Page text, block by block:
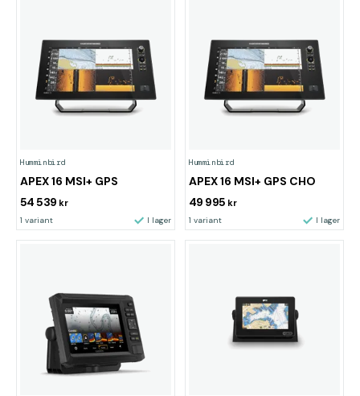
Humminbird
APEX 16 MSI+ GPS
54 539 kr
1 variant I lager
Humminbird
APEX 16 MSI+ GPS CHO
49 995 kr
1 variant I lager